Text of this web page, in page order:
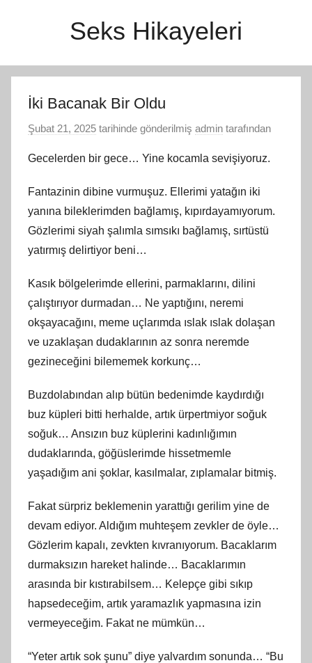
Seks Hikayeleri
İki Bacanak Bir Oldu
Şubat 21, 2025 tarihinde gönderilmiş admin tarafından
Gecelerden bir gece… Yine kocamla sevişiyoruz.
Fantazinin dibine vurmuşuz. Ellerimi yatağın iki
yanına bileklerimden bağlamış, kıpırdayamıyorum.
Gözlerimi siyah şalımla sımsıkı bağlamış, sırtüstü
yatırmış delirtiyor beni…
Kasık bölgelerimde ellerini, parmaklarını, dilini
çalıştırıyor durmadan… Ne yaptığını, neremi
okşayacağını, meme uçlarımda ıslak ıslak dolaşan
ve uzaklaşan dudaklarının az sonra neremde
gezineceğini bilememek korkunç…
Buzdolabından alıp bütün bedenimde kaydırdığı
buz küpleri bitti herhalde, artık ürpertmiyor soğuk
soğuk… Ansızın buz küplerini kadınlığımın
dudaklarında, göğüslerimde hissetmemle
yaşadığım ani şoklar, kasılmalar, zıplamalar bitmiş.
Fakat sürpriz beklemenin yarattığı gerilim yine de
devam ediyor. Aldığım muhteşem zevkler de öyle…
Gözlerim kapalı, zevkten kıvranıyorum. Bacaklarım
durmaksızın hareket halinde… Bacaklarımın
arasında bir kıstırabilsem… Kelepçe gibi sıkıp
hapsedeceğim, artık yaramazlık yapmasına izin
vermeyeceğim. Fakat ne mümkün…
“Yeter artık sok şunu” diye yalvardım sonunda… “Bu